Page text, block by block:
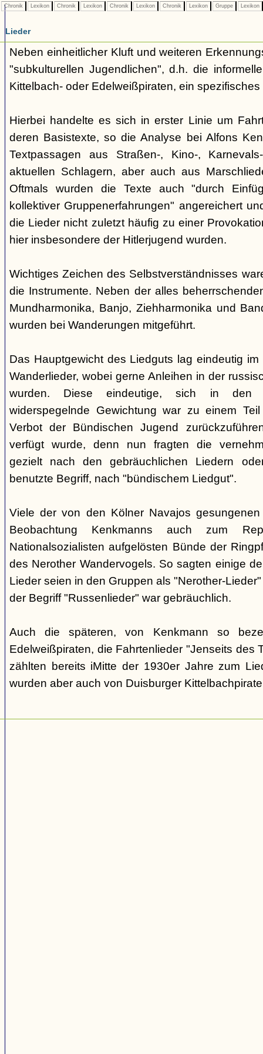
Chronik Lexikon Chronik Lexikon Chronik Lexikon Chronik Lexikon Gruppe Lexikon
Lieder
Neben einheitlicher Kluft und weiteren
"subkulturellen Jugendlichen", d.h. die
Kittelbach- oder Edelweißpiraten, ein
Hierbei handelte es sich in erster Linie um
deren Basistexte, so die Analyse bei Alfons
Textpassagen aus Straßen-, Kino-,
aktuellen Schlagern, aber auch aus
Oftmals wurden die Texte auch "durch
kollektiver Gruppenerfahrungen" angereichert
die Lieder nicht zuletzt häufig zu einer
hier insbesondere der Hitlerjugend wurden.
Wichtiges Zeichen des Selbstverständnisses
die Instrumente. Neben der alles
Mundharmonika, Banjo, Ziehharmonika und
wurden bei Wanderungen mitgeführt.
Das Hauptgewicht des Liedguts lag eindeutig
Wanderlieder, wobei gerne Anleihen in der
wurden. Diese eindeutige, sich in den
widerspegelnde Gewichtung war zu einem
Verbot der Bündischen Jugend
verfügt wurde, denn nun fragten die
gezielt nach den gebräuchlichen Liedern
benutzte Begriff, nach "bündischem Liedgut".
Viele der von den Kölner Navajos
Beobachtung Kenkmanns auch zum
Nationalsozialisten aufgelösten Bünde der
des Nerother Wandervogels. So sagten einige
Lieder seien in den Gruppen als "Nerother-
der Begriff "Russenlieder" war gebräuchlich.
Auch die späteren, von Kenkmann so
Edelweißpiraten, die Fahrtenlieder "Jenseits des
zählten bereits iMitte der 1930er Jahre zum
wurden aber auch von Duisburger